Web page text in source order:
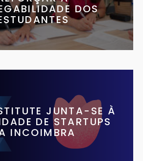
DOS
JUNTA-SE À
DE STARTUPS
INCOIMBRA